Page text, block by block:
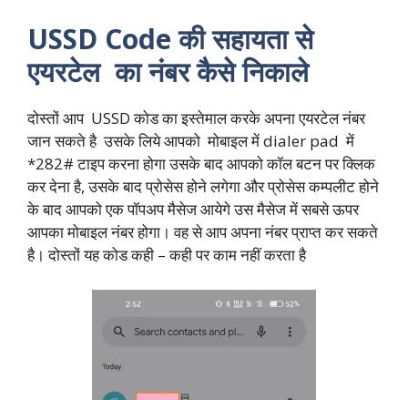
USSD Code की सहायता से
एयरटेल का नंबर कैसे निकाले
दोस्तों आप USSD कोड का इस्तेमाल करके अपना एयरटेल नंबर
जान सकते है उसके लिये आपको मोबाइल में dialer pad में
*282# टाइप करना होगा उसके बाद आपको कॉल बटन पर क्लिक
कर देना है, उसके बाद प्रोसेस होने लगेगा और प्रोसेस कम्पलीट होने
के बाद आपको एक पॉपअप मैसेज आयेगे उस मैसेज में सबसे ऊपर
आपका मोबाइल नंबर होगा। वह से आप अपना नंबर प्राप्त कर सकते
है। दोस्तों यह कोड कही – कही पर काम नहीं करता है